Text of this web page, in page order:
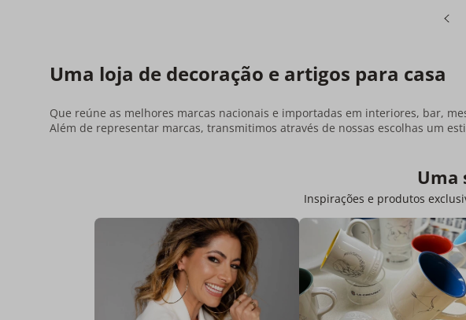
Uma loja de decoração e artigos para casa
Que reúne as melhores marcas nacionais e importadas em interiores, bar,
Além de representar marcas, transmitimos através de nossas escolhas um
Uma
Inspirações e produtos